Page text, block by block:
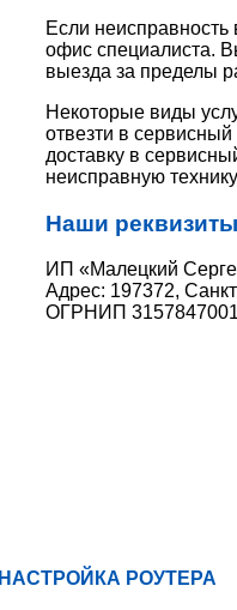
Если
офис специалиста.
выезда за пределы
Некоторые виды
отвезти в
доставку в
неисправную
Наши
ИП «Малецкий
Адрес: 197372,
ОГРНИП
НАСТРОЙКА РОУТЕРА